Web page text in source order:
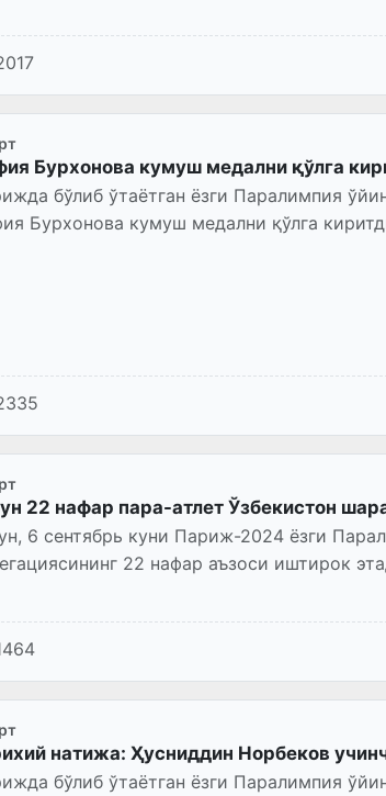
Бурхонова кумуш медални қўлга
бўлиб ўтаётган ёзги Паралимпия
Бурхонова кумуш медални қўлга
22 нафар пара-атлет Ўзбекистон
6 сентябрь куни Париж-2024 ёзги
22 нафар аъзоси иштирок
натижа: Ҳусниддин Норбеков
бўлиб ўтаётган ёзги Паралимпия